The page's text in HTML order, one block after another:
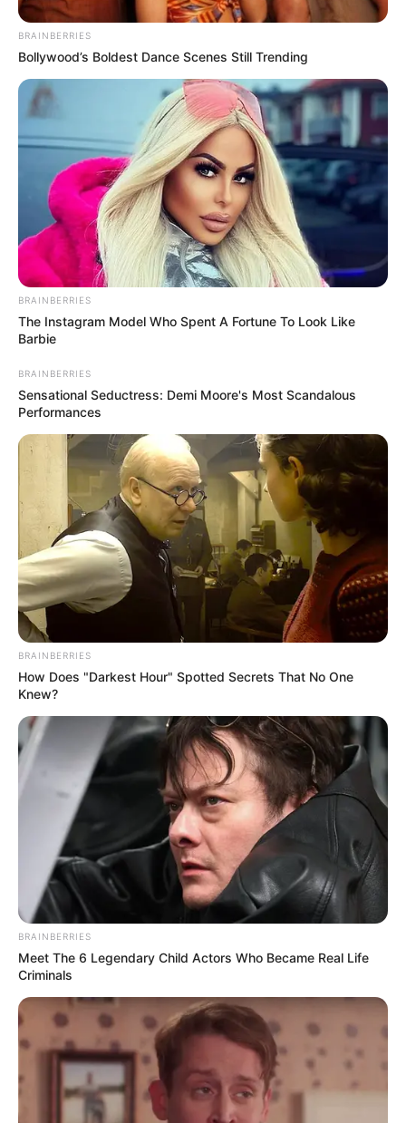
BRAINBERRIES
Bollywood’s Boldest Dance Scenes Still Trending
BRAINBERRIES
The Instagram Model Who Spent A Fortune To Look Like
Barbie
BRAINBERRIES
Sensational Seductress: Demi Moore's Most Scandalous
Performances
BRAINBERRIES
How Does "Darkest Hour" Spotted Secrets That No One
Knew?
BRAINBERRIES
Meet The 6 Legendary Child Actors Who Became Real Life
Criminals